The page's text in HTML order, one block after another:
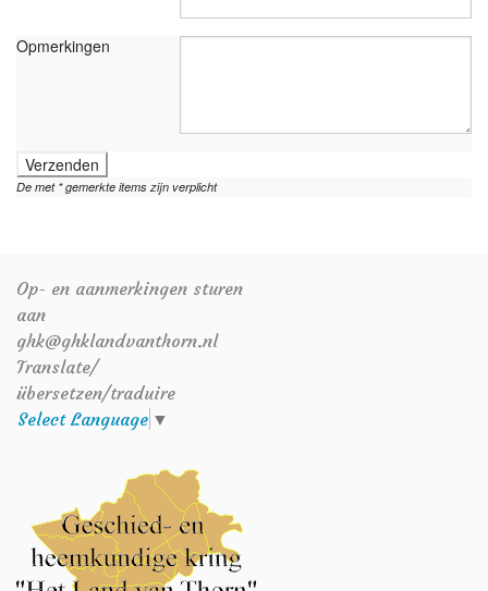
Opmerkingen
Verzenden
De met * gemerkte items zijn verplicht
Op- en aanmerkingen sturen
aan
ghk@ghklandvanthorn.nl
Translate/
übersetzen/traduire
Select Language ▼